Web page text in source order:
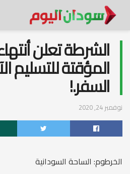
الشرطة تعلن أنتهاء
المؤقتة للتسليم
السفر.!
نوفمبر 24, 2020
الخرطوم: الساحة السودانية